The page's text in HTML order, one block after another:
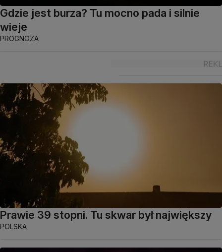
Gdzie jest burza? Tu mocno pada i silnie
wieje
PROGNOZA
Prawie 39 stopni. Tu skwar był największy
POLSKA